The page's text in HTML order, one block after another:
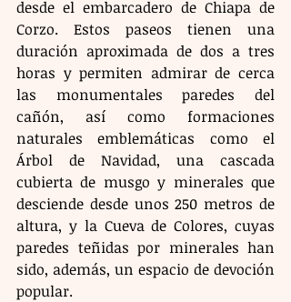
desde el embarcadero de Chiapa de
Corzo. Estos paseos tienen una
duración aproximada de dos a tres
horas y permiten admirar de cerca
las monumentales paredes del
cañón, así como formaciones
naturales emblemáticas como el
Árbol de Navidad, una cascada
cubierta de musgo y minerales que
desciende desde unos 250 metros de
altura, y la Cueva de Colores, cuyas
paredes teñidas por minerales han
sido, además, un espacio de devoción
popular.